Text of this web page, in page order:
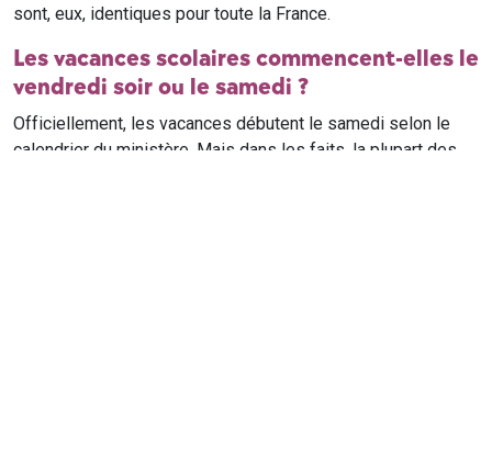
sont, eux, identiques pour toute la France.
Les vacances scolaires commencent-elles le
vendredi soir ou le samedi ?
Officiellement, les vacances débutent le samedi selon le
calendrier du ministère. Mais dans les faits, la plupart des